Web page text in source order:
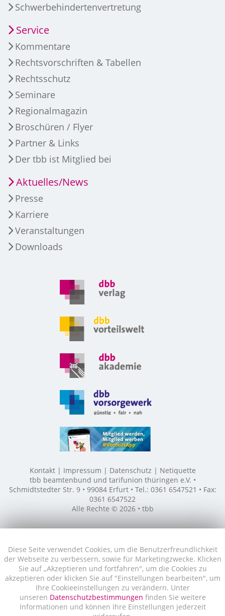
Diese Seite verwendet Cookies, um die Benutzerfreundlichkeit
der Webseite zu verbessern, sowie für Marketingzwecke. Klicken
Sie auf „Akzeptieren und fortfahren", um die Cookies zu
akzeptieren oder klicken Sie auf "Einstellungen bearbeiten", um
Ihre Cookieeinstellungen zu verändern. Unter
unseren Datenschutzbestimmungen finden Sie weitere
Informationen und können Ihre Einstellungen jederzeit
Schwerbehindertenvertretung
Service
Kommentare
Rechtsvorschriften & Tabellen
Rechtsschutz
Seminare
Regionalmagazin
Broschüren / Flyer
Partner & Links
Der tbb ist Mitglied bei
Aktuelles/News
Presse
Karriere
Veranstaltungen
Downloads
Kontakt Impressum Datenschutz
Netiquette
tbb beamtenbund und tarifunion thüringen e.V. •
Schmidtstedter Str. 9 • 99084 Erfurt • Tel.: 0361 6547521 • Fax:
0361 6547522
Alle Rechte © 2026 • tbb